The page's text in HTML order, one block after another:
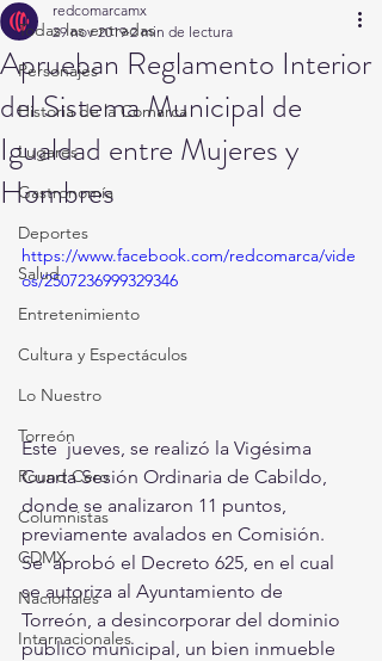
Todas las entradas
Personajes
Historia de la Comarca
Lugares
Gastronomía
Deportes
Salud
Entretenimiento
Cultura y Espectáculos
Lo Nuestro
Torreón
Round Cero
Columnistas
CDMX
Nacionales
Internacionales
Aprueban Reglamento Interior
del Sistema Municipal de
Igualdad entre Mujeres y
Hombres
redcomarcamx
29 nov 2019 2 min de lectura
https://www.facebook.com/redcomarca/vide
os/2507236999329346
Este  jueves, se realizó la Vigésima
Cuarta Sesión Ordinaria de Cabildo,
donde se analizaron 11 puntos,
previamente avalados en Comisión.
Se  aprobó el Decreto 625, en el cual
se autoriza al Ayuntamiento de
Torreón, a desincorporar del dominio
público municipal, un bien inmueble